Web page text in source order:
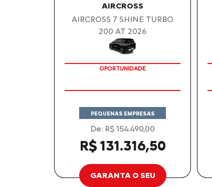
AIRCROSS
AIRCROSS 7 SHINE TURBO
200 AT 2026
OPORTUNIDADE
PEQUENAS EMPRESAS
De: R$ 154.490,00
R$ 131.316,50
GARANTA O SEU